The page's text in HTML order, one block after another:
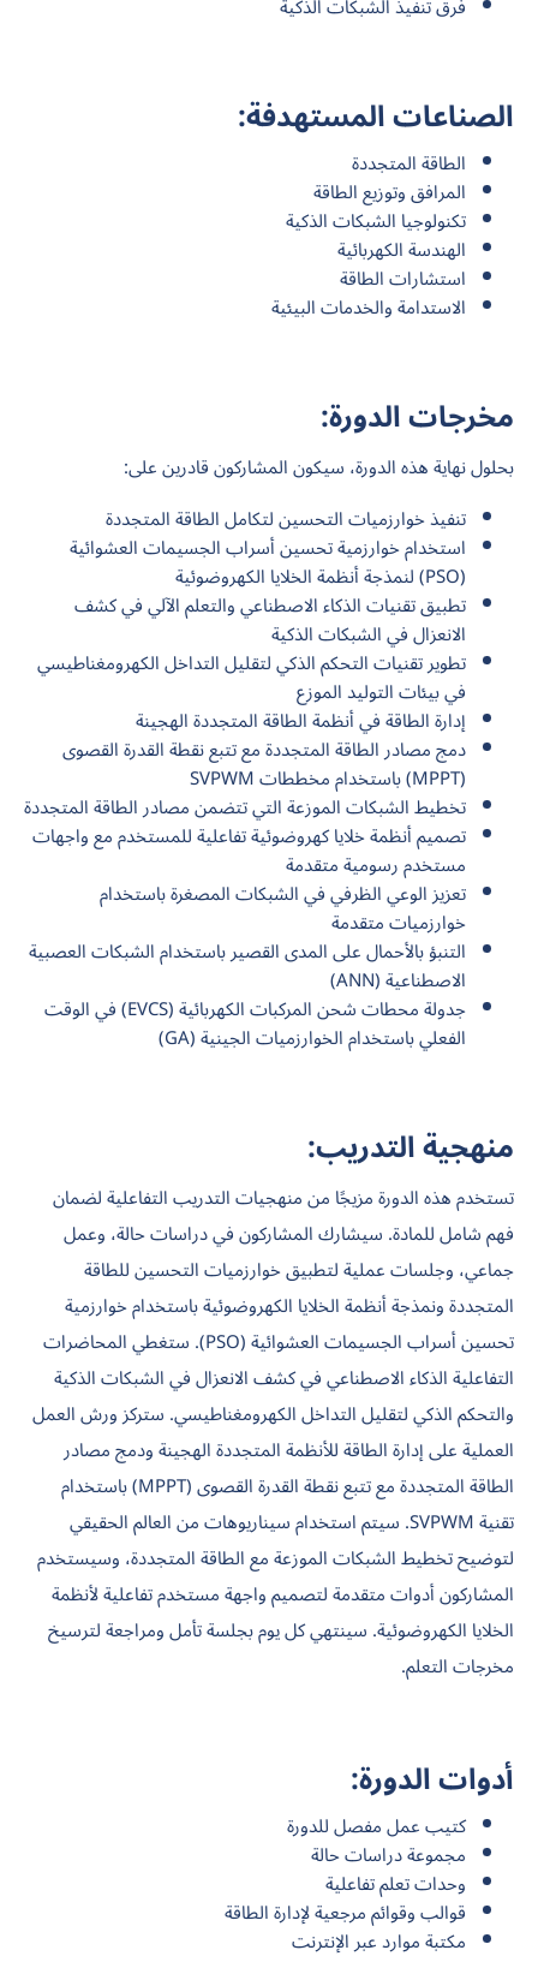
الصناعات المستهدفة:
الطاقة المتجددة
المرافق وتوزيع الطاقة
تكنولوجيا الشبكات الذكية
الهندسة الكهربائية
استشارات الطاقة
الاستدامة والخدمات البيئية
مخرجات الدورة:
بحلول نهاية هذه الدورة، سيكون المشاركون قادرين على:
تنفيذ خوارزميات التحسين لتكامل الطاقة المتجددة
استخدام خوارزمية تحسين أسراب الجسيمات العشوائية
(PSO) لنمذجة أنظمة الخلايا الكهروضوئية
تطبيق تقنيات الذكاء الاصطناعي والتعلم الآلي في كشف
الانعزال في الشبكات الذكية
تطوير تقنيات التحكم الذكي لتقليل التداخل الكهرومغناطيسي
في بيئات التوليد الموزع
إدارة الطاقة في أنظمة الطاقة المتجددة الهجينة
دمج مصادر الطاقة المتجددة مع تتبع نقطة القدرة القصوى
(MPPT) باستخدام مخططات SVPWM
تخطيط الشبكات الموزعة التي تتضمن مصادر الطاقة المتجددة
تصميم أنظمة خلايا كهروضوئية تفاعلية للمستخدم مع واجهات
مستخدم رسومية متقدمة
تعزيز الوعي الظرفي في الشبكات المصغرة باستخدام
خوارزميات متقدمة
التنبؤ بالأحمال على المدى القصير باستخدام الشبكات العصبية
الاصطناعية (ANN)
جدولة محطات شحن المركبات الكهربائية (EVCS) في الوقت
الفعلي باستخدام الخوارزميات الجينية (GA)
منهجية التدريب:
تستخدم هذه الدورة مزيجًا من منهجيات التدريب التفاعلية لضمان
فهم شامل للمادة. سيشارك المشاركون في دراسات حالة، وعمل
جماعي، وجلسات عملية لتطبيق خوارزميات التحسين للطاقة
المتجددة ونمذجة أنظمة الخلايا الكهروضوئية باستخدام خوارزمية
تحسين أسراب الجسيمات العشوائية (PSO). ستغطي المحاضرات
التفاعلية الذكاء الاصطناعي في كشف الانعزال في الشبكات الذكية
والتحكم الذكي لتقليل التداخل الكهرومغناطيسي. ستركز ورش العمل
العملية على إدارة الطاقة للأنظمة المتجددة الهجينة ودمج مصادر
الطاقة المتجددة مع تتبع نقطة القدرة القصوى (MPPT) باستخدام
تقنية SVPWM. سيتم استخدام سيناريوهات من العالم الحقيقي
لتوضيح تخطيط الشبكات الموزعة مع الطاقة المتجددة، وسيستخدم
المشاركون أدوات متقدمة لتصميم واجهة مستخدم تفاعلية لأنظمة
الخلايا الكهروضوئية. سينتهي كل يوم بجلسة تأمل ومراجعة لترسيخ
مخرجات التعلم.
أدوات الدورة:
كتيب عمل مفصل للدورة
مجموعة دراسات حالة
وحدات تعلم تفاعلية
قوالب وقوائم مرجعية لإدارة الطاقة
مكتبة موارد عبر الإنترنت